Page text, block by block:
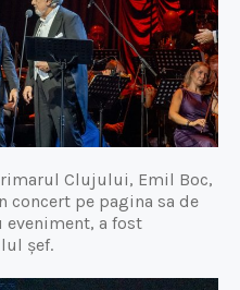
Clujului, Emil Boc,
concert pe pagina sa de
eveniment, a fost
șef.